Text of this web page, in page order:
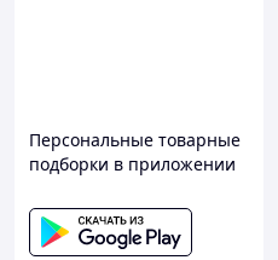
Персональные товарные
подборки в приложении